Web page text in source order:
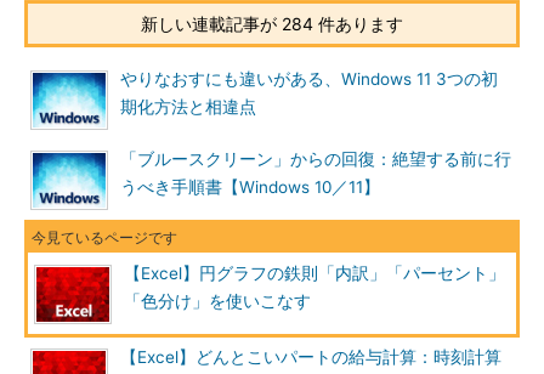
新しい連載記事が 284 件あります
やりなおすにも違いがある、Windows 11 3つの初
期化方法と相違点
「ブルースクリーン」からの回復：絶望する前に行
うべき手順書【Windows 10／11】
【Excel】円グラフの鉄則「内訳」「パーセント」
「色分け」を使いこなす
【Excel】どんとこいパートの給与計算：時刻計算